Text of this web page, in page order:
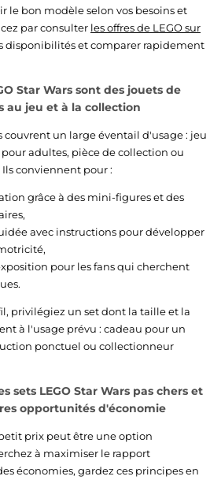
le bon modèle selon vos besoins et
par consulter les offres de LEGO sur
disponibilités et comparer rapidement
Star Wars sont des jouets de
au jeu et à la collection
couvrent un large éventail d'usage : jeu
adultes, pièce de collection ou
conviennent pour :
grâce à des mini-figures et des
avec instructions pour développer
pour les fans qui cherchent
privilégiez un set dont la taille et la
à l'usage prévu : cadeau pour un
ponctuel ou collectionneur
sets LEGO Star Wars pas chers et
opportunités d'économie
prix peut être une option
à maximiser le rapport
économies, gardez ces principes en